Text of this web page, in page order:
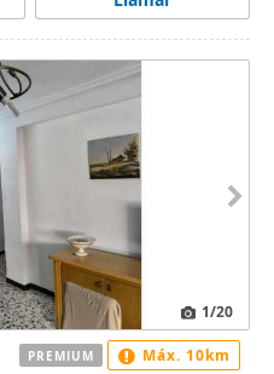
1/20
PREMIUM Máx. 10km